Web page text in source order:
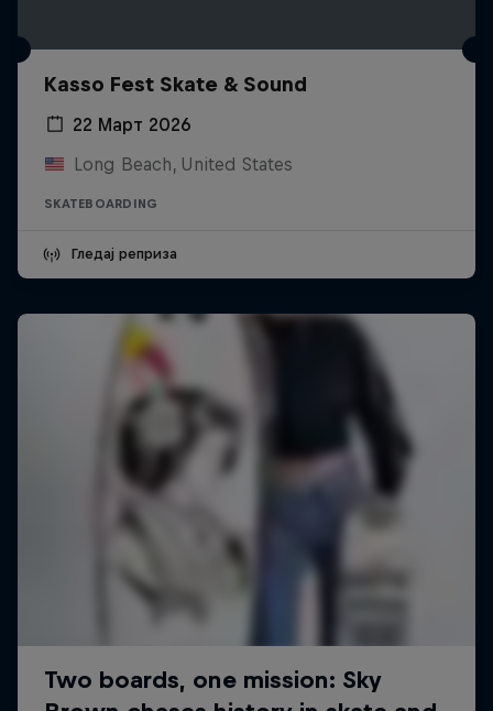
Kasso Fest Skate & Sound
22 Март 2026
Long Beach, United States
SKATEBOARDING
Гледај реприза